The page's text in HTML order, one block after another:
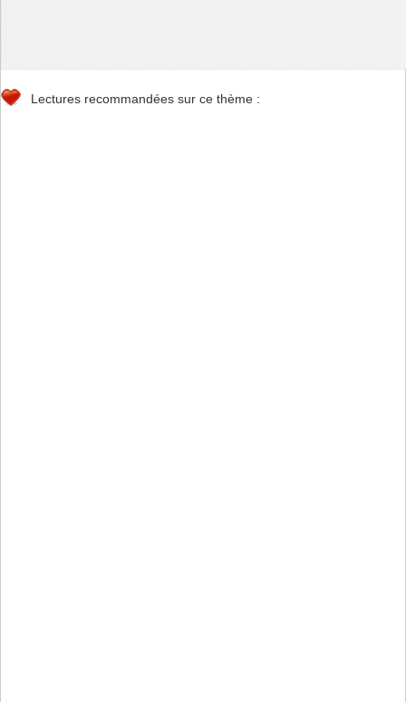
Lectures recommandées sur ce thème :